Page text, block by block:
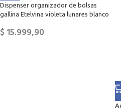
Dispenser organizador de bolsas
gallina Etelvina violeta lunares blanco
$15.999,90